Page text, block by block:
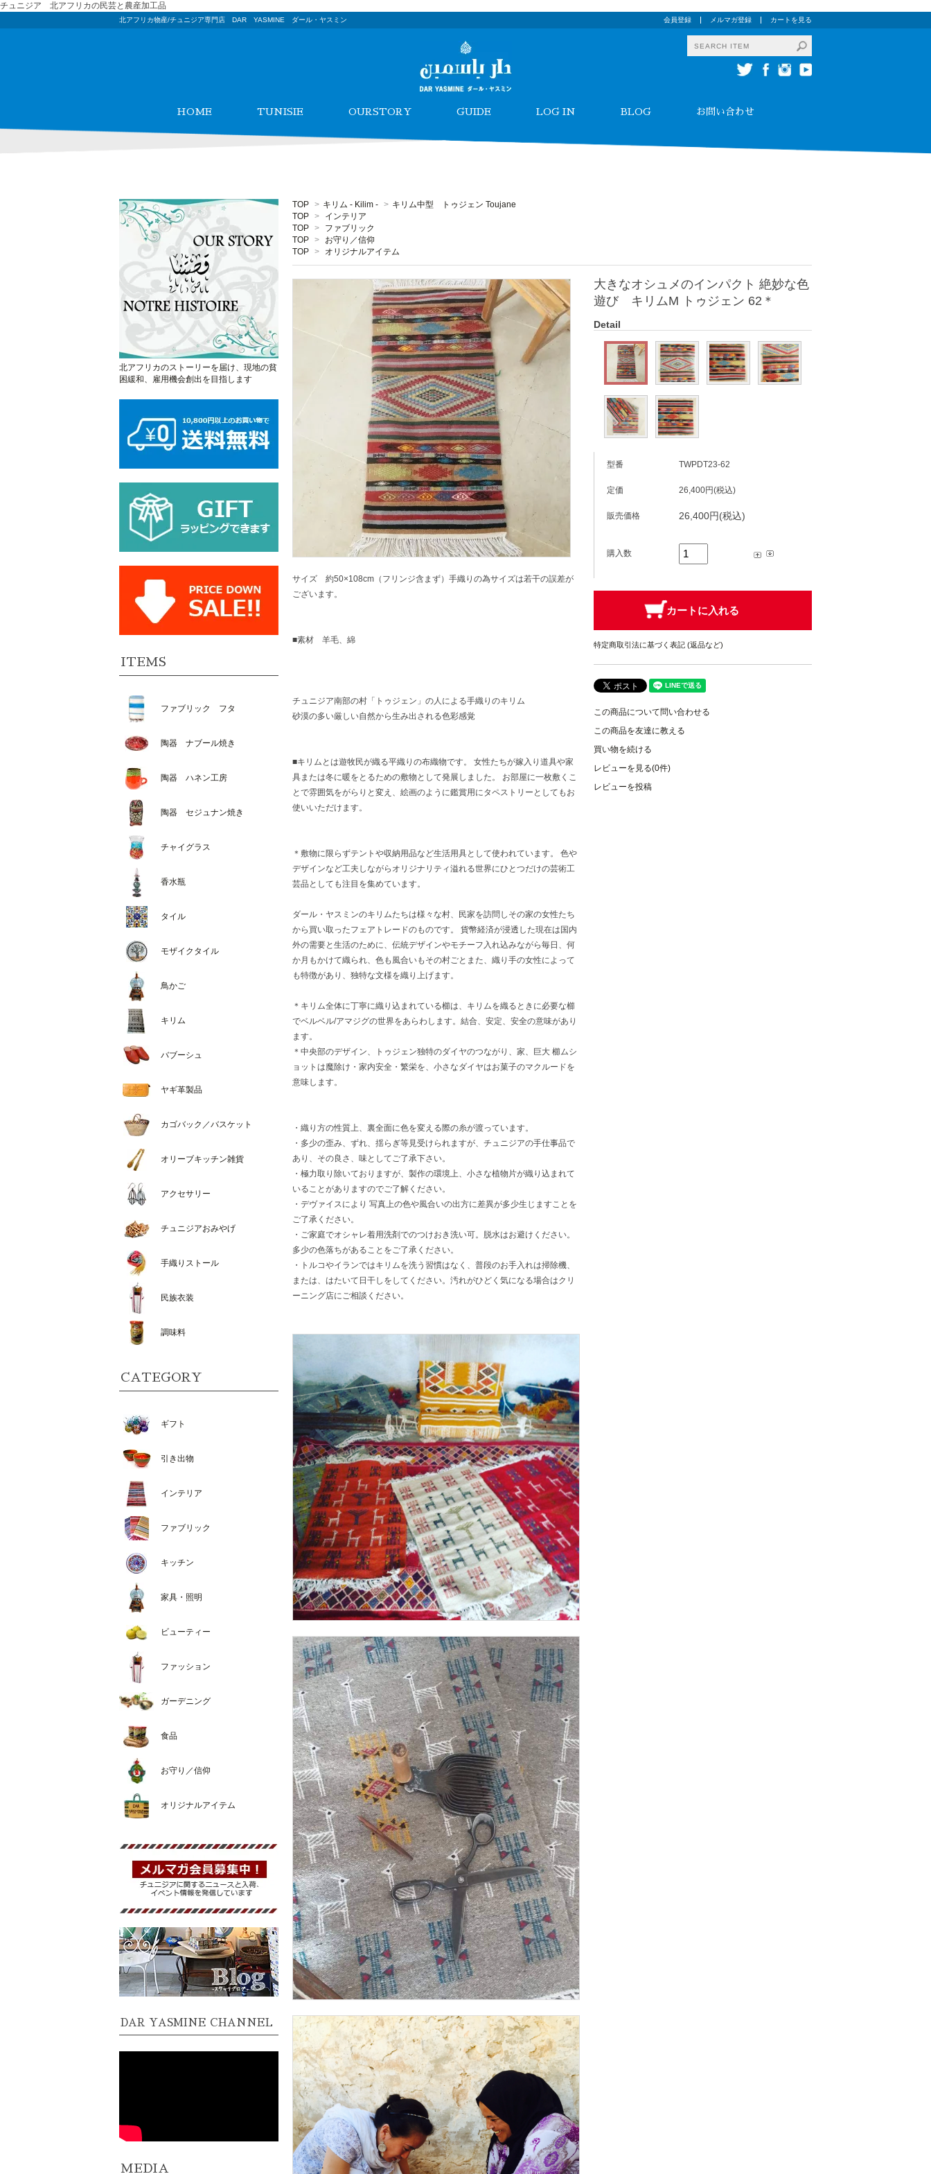
チュニジア 北アフリカの民芸と農産加工品
北アフリカ物産/チュニジア専門店 DAR YASMINE ダール・ヤスミン 会員登録 メルマガ登録 カートを見る
HOME TUNISIE OURSTORY GUIDE LOG IN BLOG お問い合わせ
TOP > キリム - Kilim - > キリム中型 トゥジェン Toujane
TOP >
インテリア
TOP >
ファブリック
TOP >
お守り／信仰
TOP > オリジナルアイテム
大きなオシュメのインパクト 絶妙な色
遊び キリムM トゥジェン 62＊
Detail
型番 TWPDT23-62
定価 26,400円(税込)
販売価格 26,400円(税込)
購入数
特定商取引法に基づく表記 (返品など)
この商品について問い合わせる
この商品を友達に教える
買い物を続ける
レビューを見る(0件)
レビューを投稿
サイズ 約50×108cm（フリンジ含まず）手織りの為サイズは若干の誤差が
ございます。
■素材 羊毛、綿
チュニジア南部の村「トゥジェン」の人による手織りのキリム
砂漠の多い厳しい自然から生み出される色彩感覚
■キリムとは遊牧民が織る平織りの布織物です。 女性たちが嫁入り道具や家
具または冬に暖をとるための敷物として発展しました。 お部屋に一枚敷くこ
とで雰囲気をがらりと変え、絵画のように鑑賞用にタペストリーとしてもお
使いいただけます。
＊敷物に限らずテントや収納用品など生活用具として使われています。 色や
デザインなど工夫しながらオリジナリティ溢れる世界にひとつだけの芸術工
芸品としても注目を集めています。
ダール・ヤスミンのキリムたちは様々な村、民家を訪問しその家の女性たち
から買い取ったフェアトレードのものです。 貨幣経済が浸透した現在は国内
外の需要と生活のために、伝統デザインやモチーフ入れ込みながら毎日、何
か月もかけて織られ、色も風合いもその村ごとまた、織り手の女性によって
も特徴があり、独特な文様を織り上げます。
＊キリム全体に丁寧に織り込まれている櫛は、キリムを織るときに必要な櫛
でベルベル/アマジグの世界をあらわします。結合、安定、安全の意味があり
ます。
＊中央部のデザイン、トゥジェン独特のダイヤのつながり、家、巨大 櫛ムシ
ョットは魔除け・家内安全・繁栄を、小さなダイヤはお菓子のマクルードを
意味します。
・織り方の性質上、裏全面に色を変える際の糸が渡っています。
・多少の歪み、ずれ、揺らぎ等見受けられますが、チュニジアの手仕事品で
あり、その良さ、味としてご了承下さい。
・極力取り除いておりますが、製作の環境上、小さな植物片が織り込まれて
いることがありますのでご了解ください。
・デヴァイスにより 写真上の色や風合いの出方に差異が多少生じますことを
ご了承ください。
・ご家庭でオシャレ着用洗剤でのつけおき洗い可。脱水はお避けください。
多少の色落ちがあることをご了承ください。
・トルコやイランではキリムを洗う習慣はなく、普段のお手入れは掃除機、
または、はたいて日干しをしてください。汚れがひどく気になる場合はクリ
ーニング店にご相談ください。
北アフリカのストーリーを届け、現地の貧
困緩和、雇用機会創出を目指します
ITEMS
ファブリック フタ
陶器 ナブール焼き
陶器 ハネン工房
陶器 セジュナン焼き
チャイグラス
香水瓶
タイル
モザイクタイル
鳥かご
キリム
バブーシュ
ヤギ革製品
カゴバック／バスケット
オリーブキッチン雑貨
アクセサリー
チュニジアおみやげ
手織りストール
民族衣装
調味料
CATEGORY
ギフト
引き出物
インテリア
ファブリック
キッチン
家具・照明
ビューティー
ファッション
ガーデニング
食品
お守り／信仰
オリジナルアイテム
DAR YASMINE CHANNEL
MEDIA